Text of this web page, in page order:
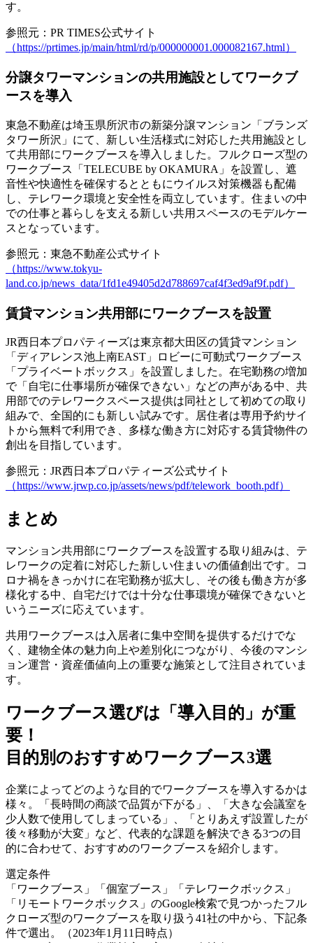
す。
参照元：PR TIMES公式サイト
（https://prtimes.jp/main/html/rd/p/000000001.000082167.html）
分譲タワーマンションの共用施設としてワークブ
ースを導入
東急不動産は埼玉県所沢市の新築分譲マンション「ブランズ
タワー所沢」にて、新しい生活様式に対応した共用施設とし
て共用部にワークブースを導入しました。フルクローズ型の
ワークブース「TELECUBE by OKAMURA」を設置し、遮
音性や快適性を確保するとともにウイルス対策機器も配備
し、テレワーク環境と安全性を両立しています。住まいの中
での仕事と暮らしを支える新しい共用スペースのモデルケー
スとなっています。
参照元：東急不動産公式サイト
（https://www.tokyu-
land.co.jp/news_data/1fd1e49405d2d788697caf4f3ed9af9f.pdf）
賃貸マンション共用部にワークブースを設置
JR西日本プロパティーズは東京都大田区の賃貸マンション
「ディアレンス池上南EAST」ロビーに可動式ワークブース
「プライベートボックス」を設置しました。在宅勤務の増加
で「自宅に仕事場所が確保できない」などの声がある中、共
用部でのテレワークスペース提供は同社として初めての取り
組みで、全国的にも新しい試みです。居住者は専用予約サイ
トから無料で利用でき、多様な働き方に対応する賃貸物件の
創出を目指しています。
参照元：JR西日本プロパティーズ公式サイト
（https://www.jrwp.co.jp/assets/news/pdf/telework_booth.pdf）
まとめ
マンション共用部にワークブースを設置する取り組みは、テ
レワークの定着に対応した新しい住まいの価値創出です。コ
ロナ禍をきっかけに在宅勤務が拡大し、その後も働き方が多
様化する中、自宅だけでは十分な仕事環境が確保できないと
いうニーズに応えています。
共用ワークブースは入居者に集中空間を提供するだけでな
く、建物全体の魅力向上や差別化につながり、今後のマンシ
ョン運営・資産価値向上の重要な施策として注目されていま
す。
ワークブース選びは「導入目的」が重
要！
目的別のおすすめワークブース3選
企業によってどのような目的でワークブースを導入するかは
様々。「長時間の商談で品質が下がる」、「大きな会議室を
少人数で使用してしまっている」、「とりあえず設置したが
後々移動が大変」など、代表的な課題を解決できる3つの目
的に合わせて、おすすめのワークブースを紹介します。
選定条件
「ワークブース」「個室ブース」「テレワークボックス」
「リモートワークボックス」のGoogle検索で見つかったフル
クローズ型のワークブースを取り扱う41社の中から、下記条
件で選出。（2023年1月11日時点）